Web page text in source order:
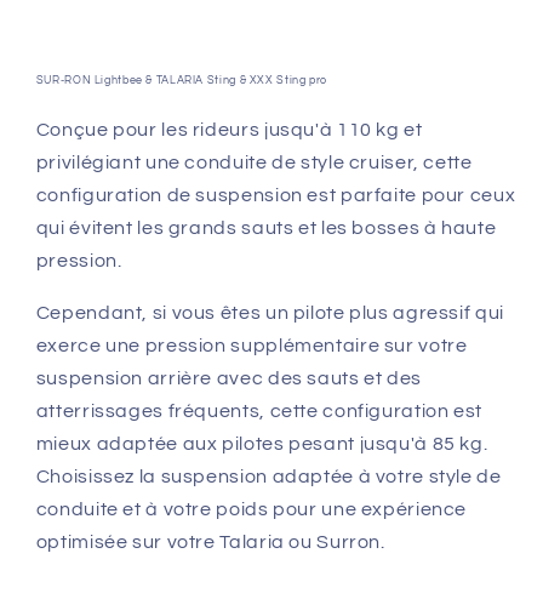
SUR-RON Lightbee & TALARIA Sting & XXX Sting pro
Conçue pour les rideurs jusqu'à 110 kg et
privilégiant une conduite de style cruiser, cette
configuration de suspension est parfaite pour ceux
qui évitent les grands sauts et les bosses à haute
pression.
Cependant, si vous êtes un pilote plus agressif qui
exerce une pression supplémentaire sur votre
suspension arrière avec des sauts et des
atterrissages fréquents, cette configuration est
mieux adaptée aux pilotes pesant jusqu'à 85 kg.
Choisissez la suspension adaptée à votre style de
conduite et à votre poids pour une expérience
optimisée sur votre Talaria ou Surron.